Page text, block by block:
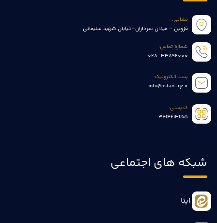
نشانی:
قزوین - میدان سرداران-خیابان شهید سلیمانی
شماره تماس:
028-33892000
پست الکترونیک:
info@ostan-qz.ir
کدپستی:
3414613155
شبکه های اجتماعی
ایتا